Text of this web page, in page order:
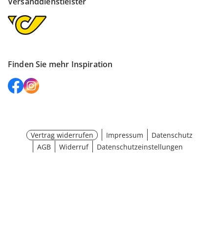
Finden Sie mehr Inspiration
Vertrag widerrufen Impressum
Datenschutz
AGB
Widerruf Datenschutzeinstellungen